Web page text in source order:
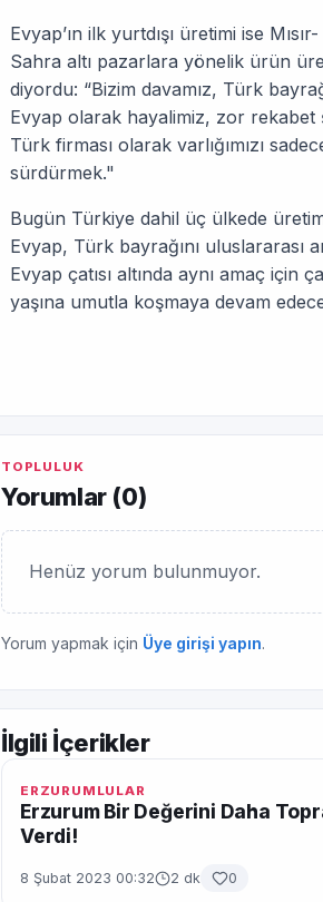
Evyap’ın ilk yurtdışı üretimi ise
Sahra altı pazarlara yönelik ürün
diyordu: “Bizim davamız, Türk
Evyap olarak hayalimiz, zor rekabet
Türk firması olarak varlığımızı
sürdürmek."
Bugün Türkiye dahil üç ülkede
Evyap, Türk bayrağını uluslararası
Evyap çatısı altında aynı amaç
yaşına umutla koşmaya devam
TOPLULUK
Yorumlar (0)
Henüz yorum bulunmuyor.
Yorum yapmak için Üye girişi yapın.
İlgili İçerikler
ERZURUMLULAR
Erzurum Bir Değerini Daha
Verdi!
8 Şubat 2023 00:32 2 dk 0